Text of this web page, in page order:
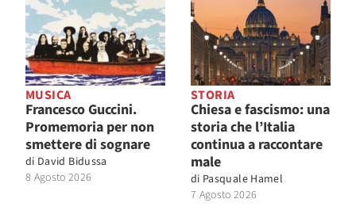
MUSICA
Francesco Guccini.
Promemoria per non
smettere di sognare
di David Bidussa
8 Agosto 2026
STORIA
Chiesa e fascismo: una
storia che l’Italia
continua a raccontare
male
di Pasquale Hamel
7 Agosto 2026